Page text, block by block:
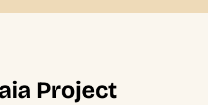
Project